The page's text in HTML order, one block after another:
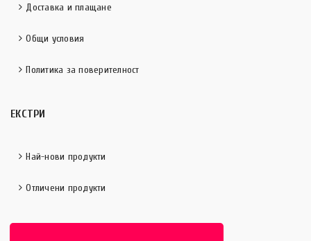
Доставка и плащане
Общи условия
Политика за поверителност
ЕКСТРИ
Най-нови продукти
Отличени продукти